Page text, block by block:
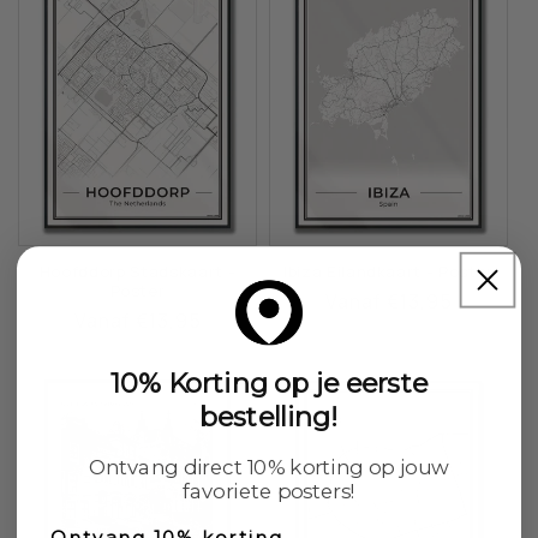
Ibiza Eilandkaart - Poster
10% Korting op je eerste
bestelling!
Ontvang direct 10% korting op jouw
favoriete posters!